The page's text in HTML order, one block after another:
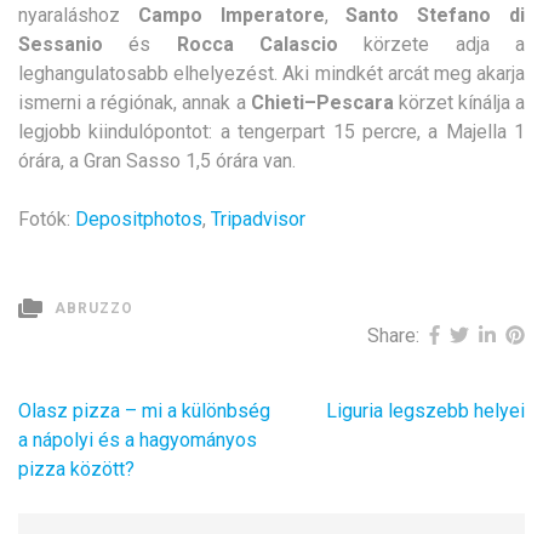
nyaraláshoz Campo Imperatore,Santo Stefano di
Sessanio és Rocca Calascio körzete adja a
leghangulatosabb elhelyezést. Aki mindkét arcát meg akarja
ismerni a régiónak, annak a Chieti–Pescara körzet kínálja a
legjobb kiindulópontot: a tengerpart 15 percre, a Majella 1
órára, a Gran Sasso 1,5 órára van.
Fotók: Depositphotos, Tripadvisor
ABRUZZO
Share:
Bejegyzés
navigáció
Olasz pizza – mi a különbség
a nápolyi és a hagyományos
pizza között?
Liguria legszebb helyei